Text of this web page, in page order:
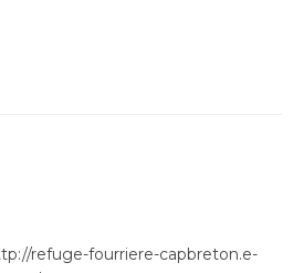
refuge-fourriere-capbreton.e-